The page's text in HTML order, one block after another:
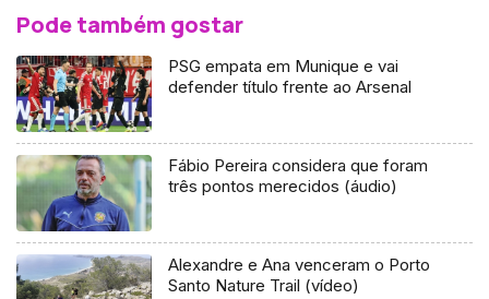
Pode também gostar
PSG empata em Munique e vai
defender título frente ao Arsenal
Fábio Pereira considera que foram
três pontos merecidos (áudio)
Alexandre e Ana venceram o Porto
Santo Nature Trail (vídeo)